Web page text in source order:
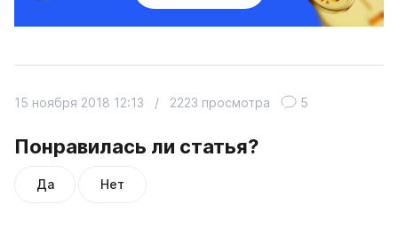
Понравилась ли статья?
Да Нет
15 ноября 2018 12:13 / 2223 просмотра 5